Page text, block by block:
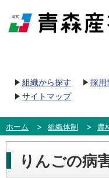
組織から探す 採用
サイトマップ
ホーム 組織体制 農
りんごの病